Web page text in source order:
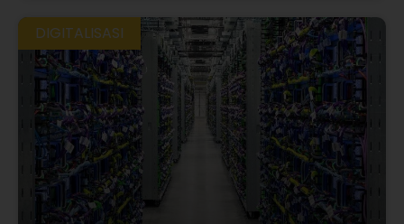
DIGITALISASI